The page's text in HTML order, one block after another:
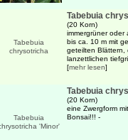
Tabebuia
(20 Korn)
immergrüner oder
bis ca. 10 m mit
geteilten Blättern,
lanzettlichen
[mehr lesen]
Tabebuia
(20 Korn)
eine Zwergform
Bonsai!!! -